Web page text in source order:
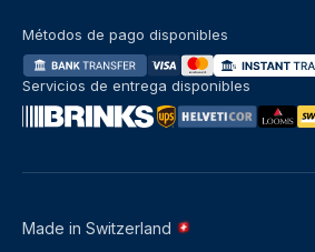
Made in Switzerland
Métodos de pago disponibles
Servicios de entrega disponibles